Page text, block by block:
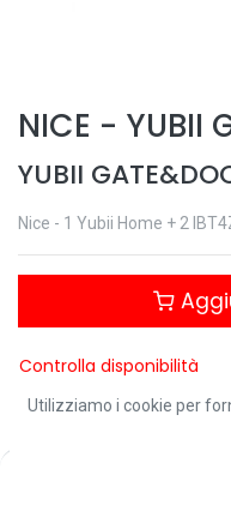
NICE - YUBII
YUBII
Nice - 1 Yubii Home + 2
Controlla disponibilità
Utilizziamo i cookie per